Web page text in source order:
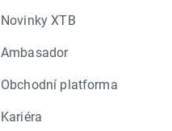
Novinky XTB
Ambasador
Obchodní platforma
Kariéra